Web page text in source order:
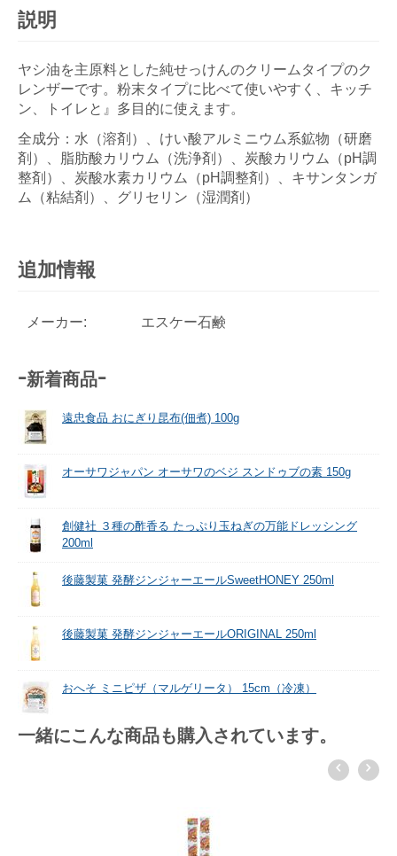
説明
ヤシ油を主原料とした純せっけんのクリームタイプのク
レンザーです。粉末タイプに比べて使いやすく、キッチ
ン、トイレと』多目的に使えます。
全成分：水（溶剤）、けい酸アルミニウム系鉱物（研磨
剤）、脂肪酸カリウム（洗浄剤）、炭酸カリウム（pH調
整剤）、炭酸水素カリウム（pH調整剤）、キサンタンガ
ム（粘結剤）、グリセリン（湿潤剤）
追加情報
メーカー: エスケー石鹸
-新着商品-
遠忠食品 おにぎり昆布(佃煮) 100g
オーサワジャパン オーサワのベジ スンドゥブの素 150g
創健社 ３種の酢香る たっぷり玉ねぎの万能ドレッシング
200ml
後藤製菓 発酵ジンジャーエールSweetHONEY 250ml
後藤製菓 発酵ジンジャーエールORIGINAL 250ml
おへそ ミニピザ（マルゲリータ） 15cm（冷凍）
一緒にこんな商品も購入されています。